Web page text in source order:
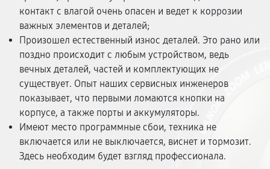
контакт с влагой очень опасен и ведет к коррозии
важных элементов и деталей;
Произошел естественный износ деталей. Это рано или
поздно происходит с любым устройством, ведь
вечных деталей, частей и комплектующих не
существует. Опыт наших сервисных инженеров
показывает, что первыми ломаются кнопки на
корпусе, а также порты и аккумуляторы.
Имеют место программные сбои, техника не
включается или не выключается, виснет и тормозит.
Здесь необходим будет взгляд профессионала.